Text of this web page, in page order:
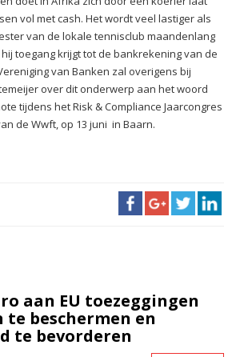
vol met cash. Het wordt veel lastiger als
van de lokale tennisclub maandenlang
toegang krijgt tot de bankrekening van de
van Banken zal overigens bij
over dit onderwerp aan het woord
tijdens het Risk & Compliance Jaarcongres
de Wwft, op 13 juni in Baarn.
aan EU toezeggingen
te beschermen en
te bevorderen